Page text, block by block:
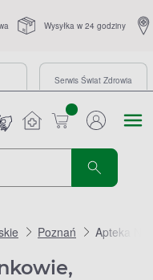
Wysyłka w 24 godziny
Serwis Świat Zdrowia
sztuk
Poznań Apteka Na